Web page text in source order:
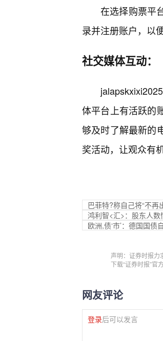
在选择购票平
录并注册账户，以
社交媒体互动：
体平台上有活跃的
够及时了解最新的
奖活动，让观众有
巴菲特?称自己将“不再
鸿利智<汇>：股东人
欧洲,债‘市’：德国国
声明：证券时报力
下载“证券时报”官
网友评论
登录后可以发言